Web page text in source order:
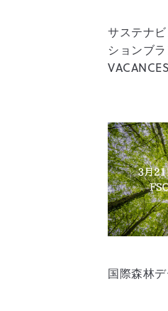
サステナ
ションブ
VACANCES
国際森林